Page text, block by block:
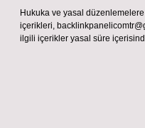
Hukuka ve yasal
içerikleri,
ilgili içerikler yasal süre